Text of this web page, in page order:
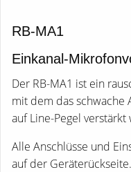
RB-MA1
Einkanal-
Der RB-MA1 ist ein
mit dem das schwache
auf Line-Pegel
Alle Anschlüsse und
auf der